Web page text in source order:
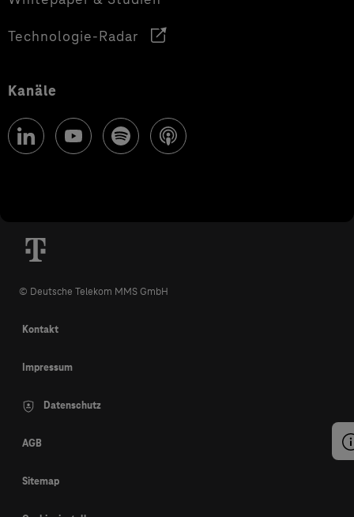
Technologie-Radar
Kanäle
© Deutsche Telekom MMS GmbH
Kontakt
Impressum
Datenschutz
AGB
Sitemap